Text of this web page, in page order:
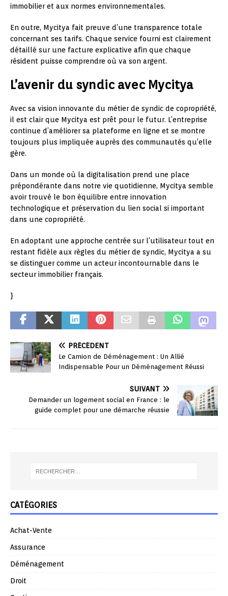
immobilier et aux normes environnementales.
En outre, Mycitya fait preuve d’une transparence totale
concernant ses tarifs. Chaque service fourni est clairement
détaillé sur une facture explicative afin que chaque
résident puisse comprendre où va son argent.
L’avenir du syndic avec Mycitya
Avec sa vision innovante du métier de syndic de copropriété,
il est clair que Mycitya est prêt pour le futur. L’entreprise
continue d’améliorer sa plateforme en ligne et se montre
toujours plus impliquée auprès des communautés qu’elle
gère.
Dans un monde où la digitalisation prend une place
prépondérante dans notre vie quotidienne, Mycitya semble
avoir trouvé le bon équilibre entre innovation
technologique et préservation du lien social si important
dans une copropriété.
En adoptant une approche centrée sur l’utilisateur tout en
restant fidèle aux règles du métier de syndic, Mycitya a su
se distinguer comme un acteur incontournable dans le
secteur immobilier français.
}
PRÉCÉDENT
Le Camion de Déménagement : Un Allié
Indispensable Pour un Déménagement Réussi
SUIVANT
Demander un logement social en France : le
guide complet pour une démarche réussie
CATÉGORIES
Achat-Vente
Assurance
Déménagement
Droit